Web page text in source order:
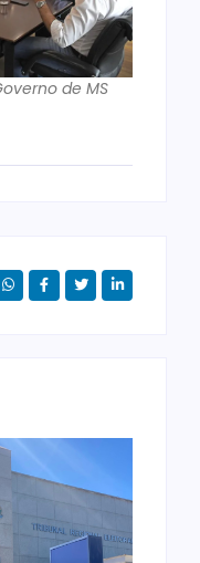
de MS